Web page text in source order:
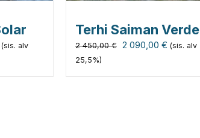
(sis. alv
Terhi Saiman Verde
2 450,00€ Alkuperäinen
2 090,00 €Nykyinen
(sis. alv
25,5%)